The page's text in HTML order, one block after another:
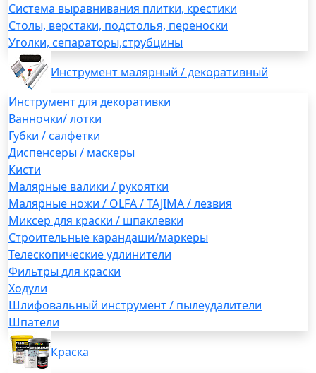
Система выравнивания плитки, крестики
Столы, верстаки, подстолья, переноски
Уголки, сепараторы,струбцины
Инструмент малярный / декоративный
Инструмент для декоративки
Ванночки/ лотки
Губки / салфетки
Диспенсеры / маскеры
Кисти
Малярные валики / рукоятки
Малярные ножи / OLFA / TAJIMA / лезвия
Миксер для краски / шпаклевки
Строительные карандаши/маркеры
Телескопические удлинители
Фильтры для краски
Ходули
Шлифовальный инструмент / пылеудалители
Шпатели
Краска